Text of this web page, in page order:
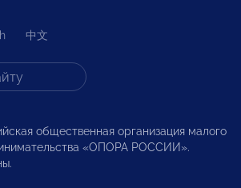
中文
общественная организация малого
«ОПОРА РОССИИ».